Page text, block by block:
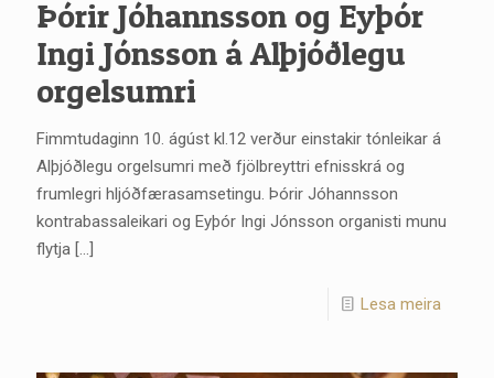
Þórir Jóhannsson og Eyþór
Ingi Jónsson á Alþjóðlegu
orgelsumri
Fimmtudaginn 10. ágúst kl.12 verður einstakir tónleikar á
Alþjóðlegu orgelsumri með fjölbreyttri efnisskrá og
frumlegri hljóðfærasamsetingu. Þórir Jóhannsson
kontrabassaleikari og Eyþór Ingi Jónsson organisti munu
flytja […]
Lesa meira